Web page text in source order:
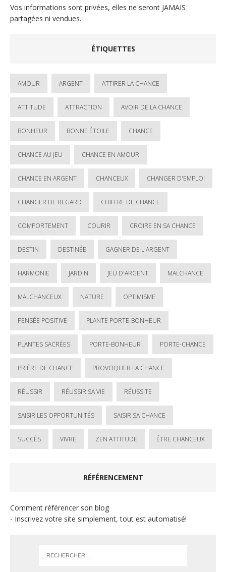
Vos informations sont privées, elles ne seront JAMAIS
partagées ni vendues.
ÉTIQUETTES
AMOUR ARGENT ATTIRER LA CHANCE
ATTITUDE ATTRACTION AVOIR DE LA CHANCE
BONHEUR BONNE ÉTOILE CHANCE
CHANCE AU JEU CHANCE EN AMOUR
CHANCE EN ARGENT CHANCEUX CHANGER D'EMPLOI
CHANGER DE REGARD CHIFFRE DE CHANCE
COMPORTEMENT COURIR CROIRE EN SA CHANCE
DESTIN DESTINÉE GAGNER DE L'ARGENT
HARMONIE JARDIN JEU D'ARGENT MALCHANCE
MALCHANCEUX NATURE OPTIMISME
PENSÉE POSITIVE PLANTE PORTE-BONHEUR
PLANTES SACRÉES PORTE-BONHEUR PORTE-CHANCE
PRIÈRE DE CHANCE PROVOQUER LA CHANCE
RÉUSSIR RÉUSSIR SA VIE RÉUSSITE
SAISIR LES OPPORTUNITÉS SAISIR SA CHANCE
SUCCÈS VIVRE ZEN ATTITUDE ÊTRE CHANCEUX
RÉFÉRENCEMENT
Comment référencer son blog
- Inscrivez votre site simplement, tout est automatisé!